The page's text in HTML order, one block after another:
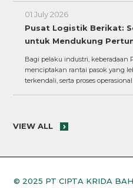
01 July 2026
Pusat Logistik Berikat:
untuk Mendukung
Bagi pelaku industri, keberadaan
menciptakan rantai pasok yang
terkendali, serta proses
VIEW ALL
© 2025 PT CIPTA KRIDA